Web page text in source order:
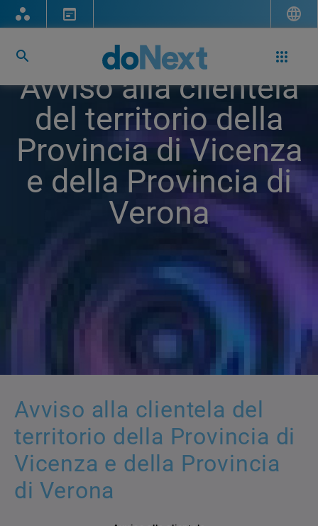
Avviso alla clientela
del territorio della
Provincia di Vicenza
e della Provincia di
Verona
Avviso alla clientela del
territorio della Provincia di
Vicenza e della Provincia
di Verona